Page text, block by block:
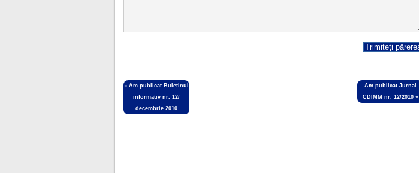
«Am publicat Buletinul
informativ nr. 12/
decembrie 2010
Am publicat Jurnal
CDIMM nr. 12/2010»